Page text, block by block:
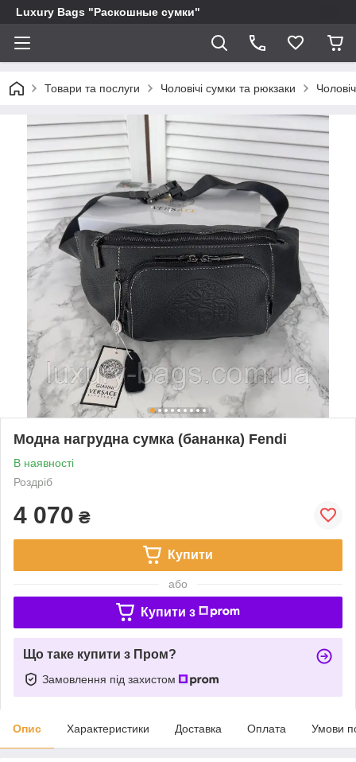
Luxury Bags "Раскошные сумки"
Товари та послуги Чоловічі сумки та рюкзаки
Модна нагрудна сумка (бананка) Fendi
В наявності
Роздріб
4 070 ₴
Купити
або
Купити з
Що таке купити з Пром?
Замовлення під захистом
Опис Характеристики Доставка Оплата Умови